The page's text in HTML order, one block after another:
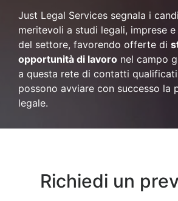
Just Legal Services segnala i
meritevoli a studi legali, imprese
del settore, favorendo offerte di
opportunità di lavoro nel campo
a questa rete di contatti
possono avviare con successo la
legale.
Richiedi un